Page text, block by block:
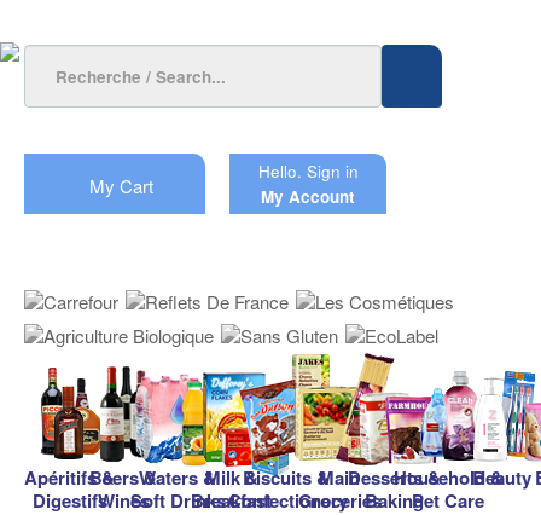
My Cart
Hello. Sign in
My Account
Apéritifs &
Digestifs
Beers &
Wines
Waters &
Soft Drinks
Milk &
Breakfast
Biscuits &
Confectionery
Main
Groceries
Desserts &
Baking
Household &
Pet Care
Beauty